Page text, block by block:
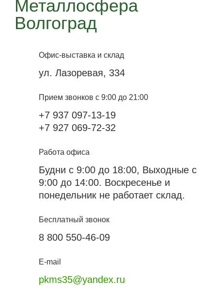
Металлосфера
Волгоград
Офис-выставка и склад
ул. Лазоревая, 334
Прием звонков с 9:00 до 21:00
+7 937 097-13-19
+7 927 069-72-32
Работа офиса
Будни с 9:00 до 18:00, Выходные с
9:00 до 14:00. Воскресенье и
понедельник не работает склад.
Бесплатный звонок
8 800 550-46-09
E-mail
pkms35@yandex.ru